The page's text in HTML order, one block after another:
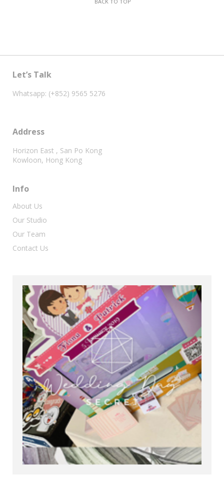
Let’s Talk
Whatsapp: (+852) 9565 5276
Address
Horizon East , San Po Kong
Kowloon, Hong Kong
Info
About Us
Our Studio
Our Team
Contact Us